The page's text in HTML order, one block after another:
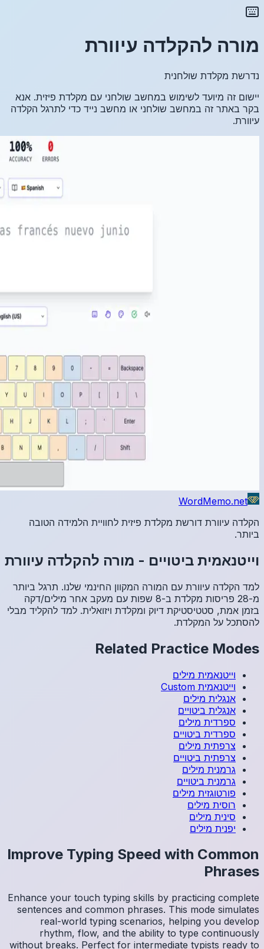
אנא
הקלדה
ביותר
דקה
מבלי
Enhance
without